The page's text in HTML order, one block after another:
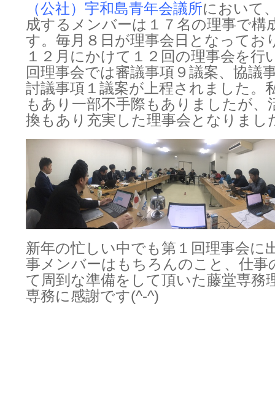
（公社）宇和島青年会議所において
成するメンバーは１７名の理事で構
す。毎月８日が理事会日となってお
１２月にかけて１２回の理事会を行
回理事会では審議事項９議案、協議
討議事項１議案が上程されました。
もあり一部不手際もありましたが、
換もあり充実した理事会となりまし
新年の忙しい中でも第１回理事会に
事メンバーはもちろんのこと、仕事
て周到な準備をして頂いた藤堂専務
専務に感謝です(^-^)